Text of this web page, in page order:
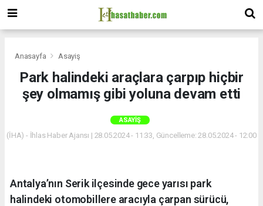
Anasayfa Asayiş
Park halindeki araçlara çarpıp hiçbir
şey olmamış gibi yoluna devam etti
ASAYIŞ
(İHA) - İhlas Haber Ajansı | 28.05.2024 - 11:33, Güncelleme: 28.05.2024 - 12:00
Antalya’nın Serik ilçesinde gece yarısı park
halindeki otomobillere aracıyla çarpan sürücü,